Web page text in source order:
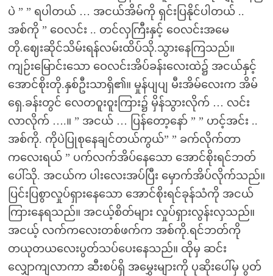
ပဲ ” ” ရပါတယ် … အငယ်အိမ်ကို ရှင်းပြနိုင်ပါတယ် ..
အစ်ကို ” ဝေလင်း .. တင်လှကြီးနှင့် ဝေလင်းအမေ
တို.ဈေးဆိုင်သိမ်းရန်လမ်းထိပ်သို.သွားနေကြသည်။
ကျဉ်းမြောင်းသော ဝေလင်းအိပ်ခန်းလေးထဲ၌ အငယ်နှင့်
အောင်စိုးတို.နှစ်ဦးသာရှိ၏။ မှုန်ပျပျ မီးအိမ်လေးက အိမ်
ရှေ.ခန်းတွင် လေတဝူးဝူးကြား၌ မှိန်သွားလိုက် … လင်း
လာလိုက် ….။ ” အငယ် … ပြန်တော့နော် ” ” ဟင့်အင်း ..
အစ်ကို. ကိုပဲပြုစုနေချင်တယ်ကွယ်” ” ခက်လိုက်တာ
ကလေးရယ် ” ပက်လက်အိပ်နေသော အောင်စိုးရင်ဘတ်
ပေါ်သို. အငယ်က ပါးလေးအပ်ပြီး မှောက်အိပ်လိုက်သည်။
ပြင်းပြစွာလှုပ်ရှားနေသော အောင်စိုးရင်ခုန်သံကို အငယ်
ကြားနေရသည်။ အငယ့်စိတ်များ လှုပ်ရှားလွန်းလှသည်။
အငယ့် လက်ကလေးတစ်ဖက်က အစ်ကို.ရင်ဘတ်ကို
တယုတယလေးပွတ်သပ်ပေးနေသည်။ ထိုမှ ဆင်း
လျှောကျလာကာ ဆီးစပ်ရှိ အမွှေးများကို ပုဆိုးပေါ်မှ ပွတ်